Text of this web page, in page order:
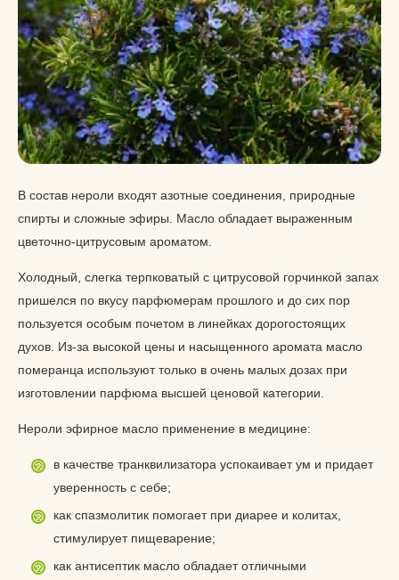
В состав нероли входят азотные соединения, природные
спирты и сложные эфиры. Масло обладает выраженным
цветочно-цитрусовым ароматом.
Холодный, слегка терпковатый с цитрусовой горчинкой запах
пришелся по вкусу парфюмерам прошлого и до сих пор
пользуется особым почетом в линейках дорогостоящих
духов. Из-за высокой цены и насыщенного аромата масло
померанца используют только в очень малых дозах при
изготовлении парфюма высшей ценовой категории.
Нероли эфирное масло применение в медицине:
в качестве транквилизатора успокаивает ум и придает
уверенность с себе;
как спазмолитик помогает при диарее и колитах,
стимулирует пищеварение;
как антисептик масло обладает отличными